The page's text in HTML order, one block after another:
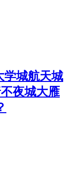
学城航天城
夜城大雁